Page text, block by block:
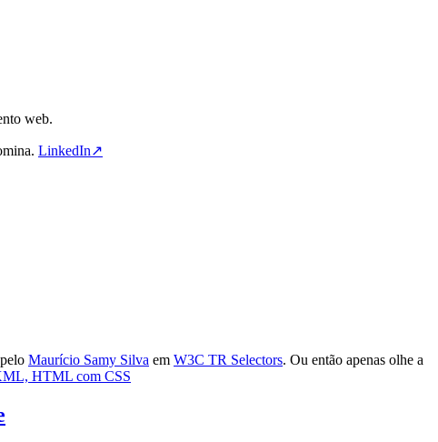
web.
LinkedIn↗
Maurício Samy Silva em W3C TR Selectors. Ou então apenas olhe a
HTML com CSS